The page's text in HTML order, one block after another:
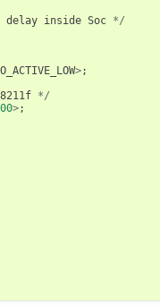
delay inside Soc */
>;
*/
>;